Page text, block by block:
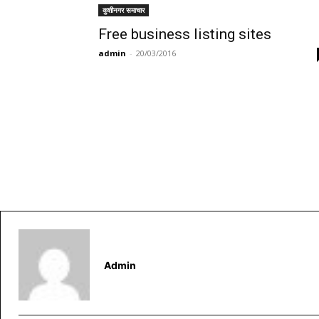
कुशीनगर समाचार
Free business listing sites
admin - 20/03/2016
Admin